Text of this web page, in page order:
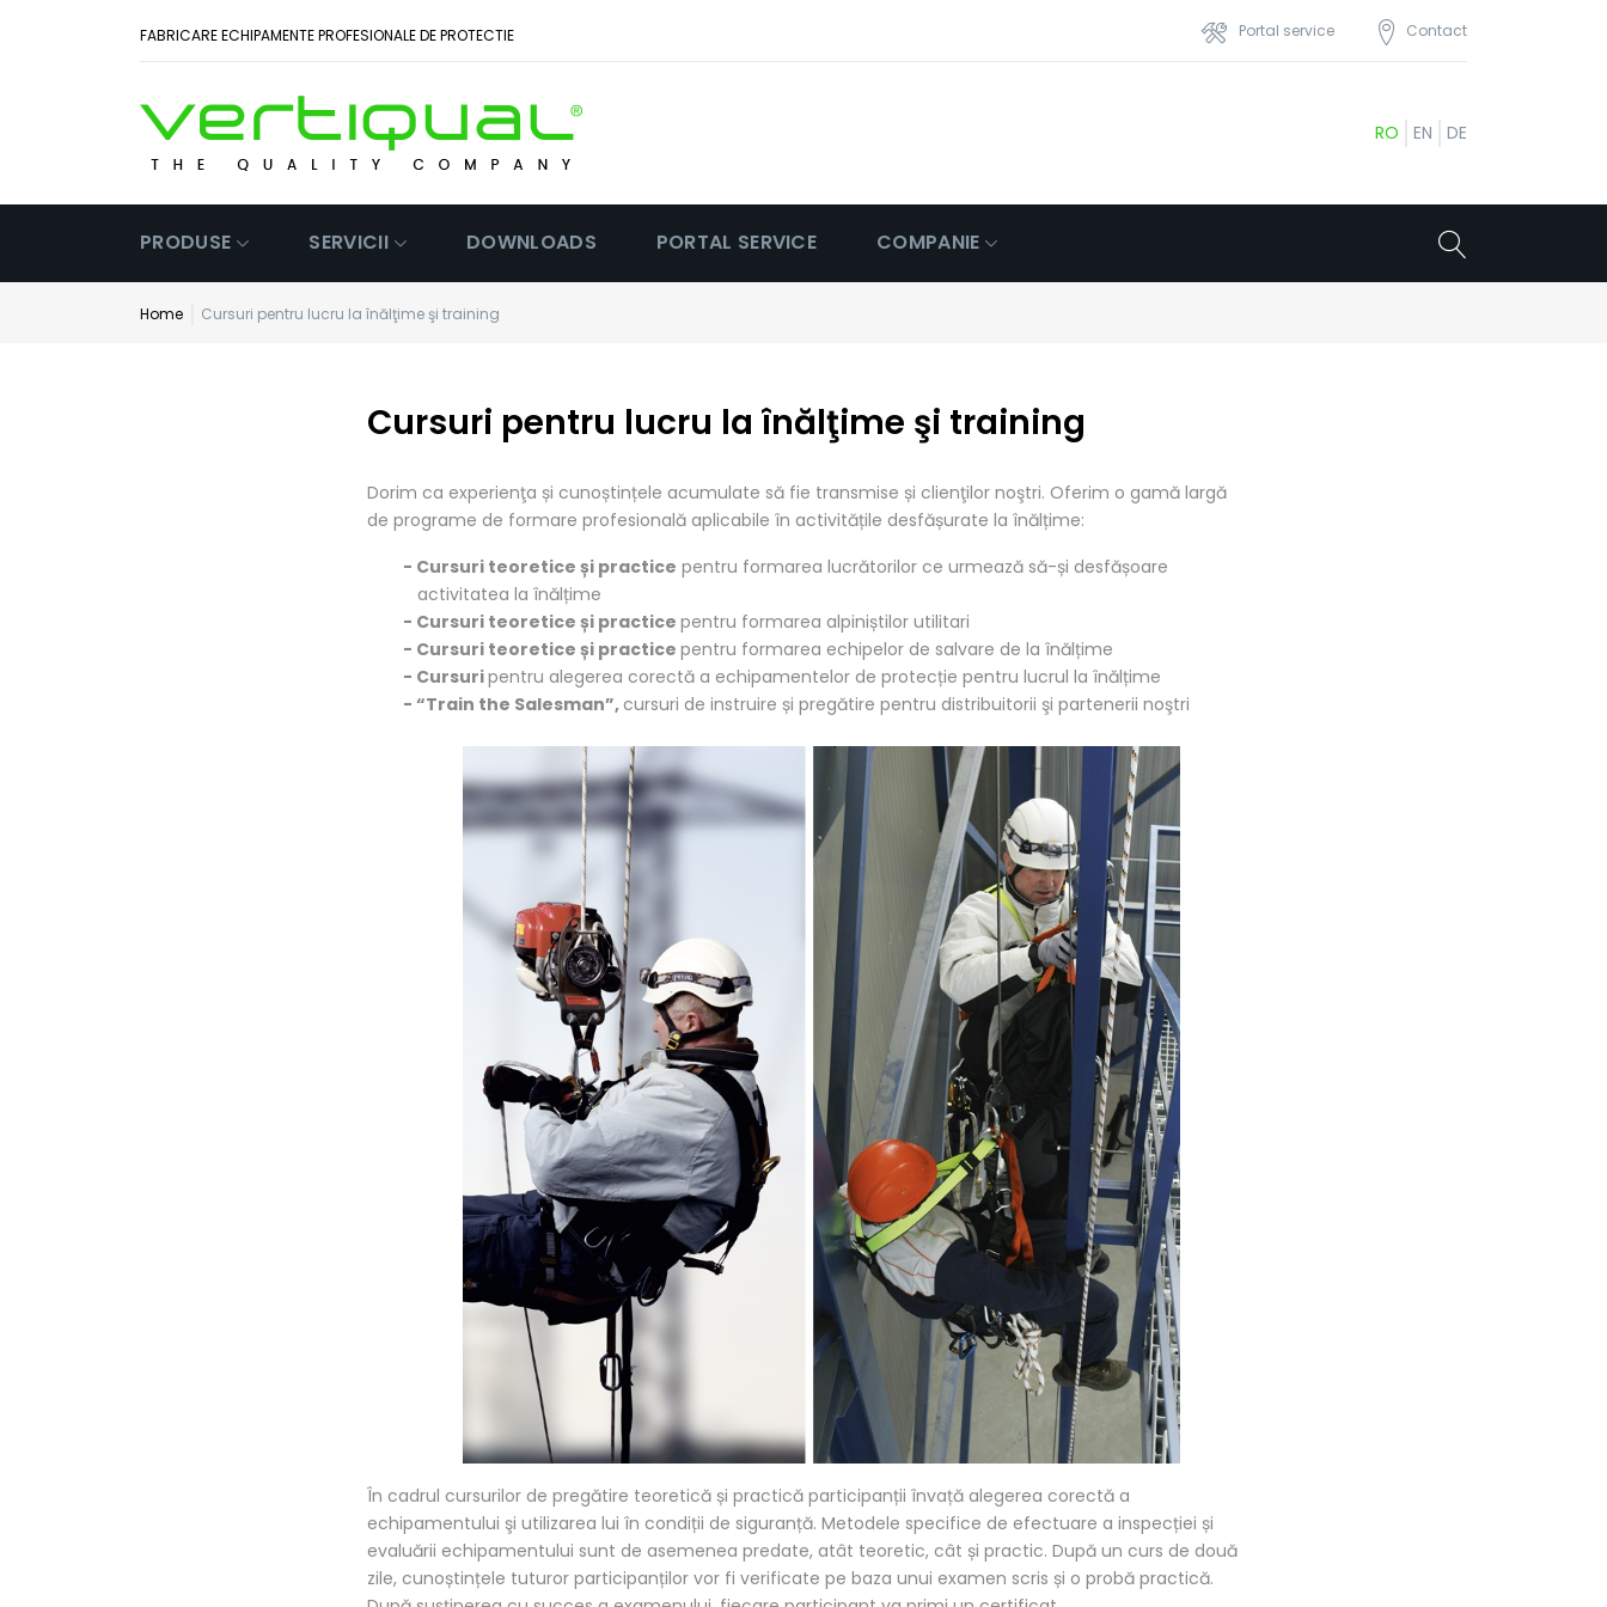
FABRICARE ECHIPAMENTE PROFESIONALE DE PROTECTIE Portal service Contact
RO EN DE
PRODUSE SERVICII DOWNLOADS PORTAL SERVICE COMPANIE
Home Cursuri pentru lucru la înălţime şi training
Cursuri pentru lucru la înălţime şi training
Dorim ca experienţa și cunoștințele acumulate să fie transmise și clienţilor noştri. Oferim o gamă largă
de programe de formare profesională aplicabile în activitățile desfășurate la înălțime:
- Cursuri teoretice și practice pentru formarea lucrătorilor ce urmează să-și desfășoare
activitatea la înălțime
- Cursuri teoretice și practice pentru formarea alpiniștilor utilitari
- Cursuri teoretice și practice pentru formarea echipelor de salvare de la înălțime
- Cursuripentru alegerea corectă a echipamentelor de protecție pentru lucrul la înălțime
- “Train the Salesman”, cursuri de instruire și pregătire pentru distribuitorii şi partenerii noştri
În cadrul cursurilor de pregătire teoretică și practică participanții învață alegerea corectă a
echipamentului şi utilizarea lui în condiții de siguranță. Metodele specifice de efectuare a inspecției și
evaluării echipamentului sunt de asemenea predate, atât teoretic, cât și practic. După un curs de două
zile, cunoștințele tuturor participanților vor fi verificate pe baza unui examen scris și o probă practică.